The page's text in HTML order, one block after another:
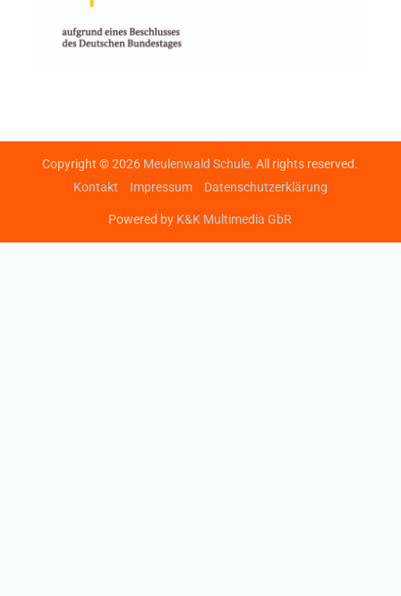
Copyright © 2026 Meulenwald Schule. All rights reserved.
Kontakt
Impressum Datenschutzerklärung
Powered by K&K Multimedia GbR